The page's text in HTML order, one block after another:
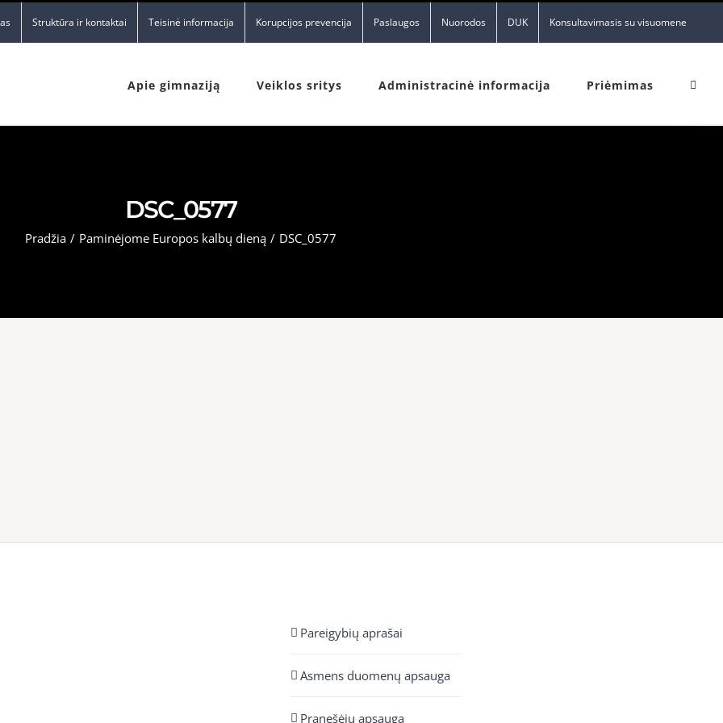
Struktūra ir kontaktai Teisinė informacija Korupcijos prevencija Paslaugos Nuorodos DUK Konsultavimasis su visuomene
Apie gimnaziją Veiklos sritys Administracinė informacija Priėmimas
DSC_0577
Pradžia / Paminėjome Europos kalbų dieną / DSC_0577
Pareigybių aprašai
Asmens duomenų apsauga
Pranešėjų apsauga